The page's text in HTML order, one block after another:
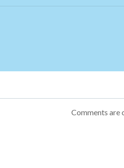
Comments are